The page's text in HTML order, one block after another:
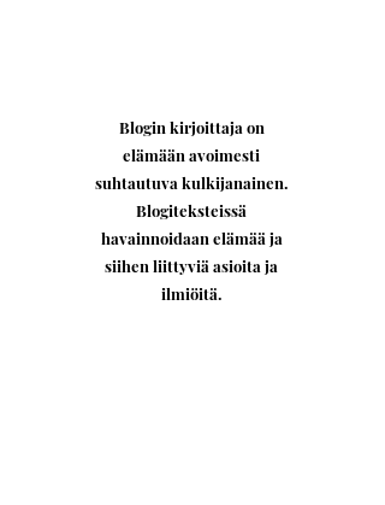
Blogin kirjoittaja on
elämään avoimesti
suhtautuva kulkijanainen.
Blogiteksteissä
havainnoidaan elämää ja
siihen liittyviä asioita ja
ilmiöitä.